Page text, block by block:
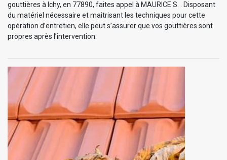
gouttières à Ichy, en 77890, faites appel à MAURICE S. . Disposant
du matériel nécessaire et maitrisant les techniques pour cette
opération d’entretien, elle peut s’assurer que vos gouttières sont
propres après l’intervention.